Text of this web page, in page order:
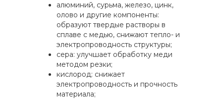
алюминий, сурьма, железо, цинк,
олово и другие компоненты:
образуют твердые растворы в
сплаве с медью, снижают тепло- и
электропроводность структуры;
сера: улучшает обработку меди
методом резки;
кислород: снижает
электропроводность и прочность
материала;